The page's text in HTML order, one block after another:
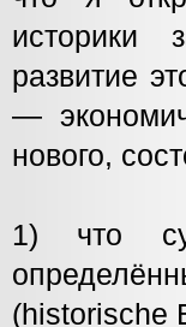
историки
развитие
—
нового,
1) что
(historische